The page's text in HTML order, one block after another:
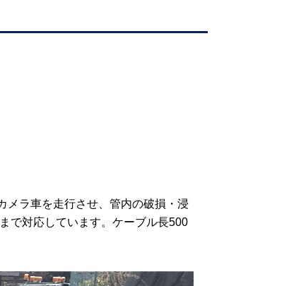
メラ車を走行させ、管内の破損・浸
で対応しています。ケーブル長500